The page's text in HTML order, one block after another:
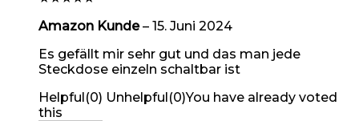
Amazon Kunde– 15. Juni 2024
Es gefällt mir sehr gut und das man jede
Steckdose einzeln schaltbar ist
Helpful(0) Unhelpful(0)You have already voted
this